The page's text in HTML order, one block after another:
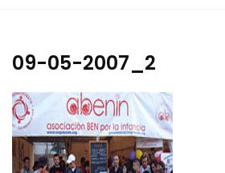
09-05-2007_2